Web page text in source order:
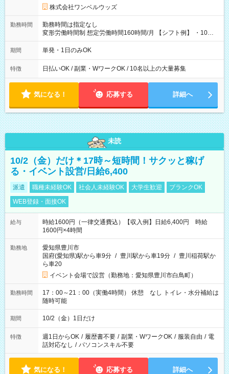
株式会社ワンベルウッズ
勤務時間
勤務時間は指定なし
変形労働時間制 想定労働時間160時間/月 【シフト例】 ・10：
00～20：00
期間 単発・1日のみOK
特徴 日払いOK / 副業・WワークOK / 10名以上の大量募集
気になる！ 応募する 詳細へ
未読
10/2（金）だけ＊17時～短時間！サクッと稼げ
る・イベント設営/日給6,400
派遣 職種未経験OK 社会人未経験OK 大学生歓迎
ブランクOK
WEB登録・面接OK
給与
時給1600円（一律交通費込）【収入例】日給6,400円 時給
1600円×4時間
勤務地
愛知県豊川市
国府(愛知県)駅から車9分 / 豊川駅から車19分 / 豊川稲荷駅か
ら車20
イベント会場で設営（勤務地：愛知県豊川市白鳥町）
勤務時間
17：00～21：00（実働4時間） 休憩 なし トイレ・水分補給は
随時可能
期間 10/2（金）1日だけ
特徴 週1日からOK / 履歴書不要 / 副業・WワークOK / 服装自由 / 電
話対応なし / パソコンスキル不要
気になる！ 応募する 詳細へ